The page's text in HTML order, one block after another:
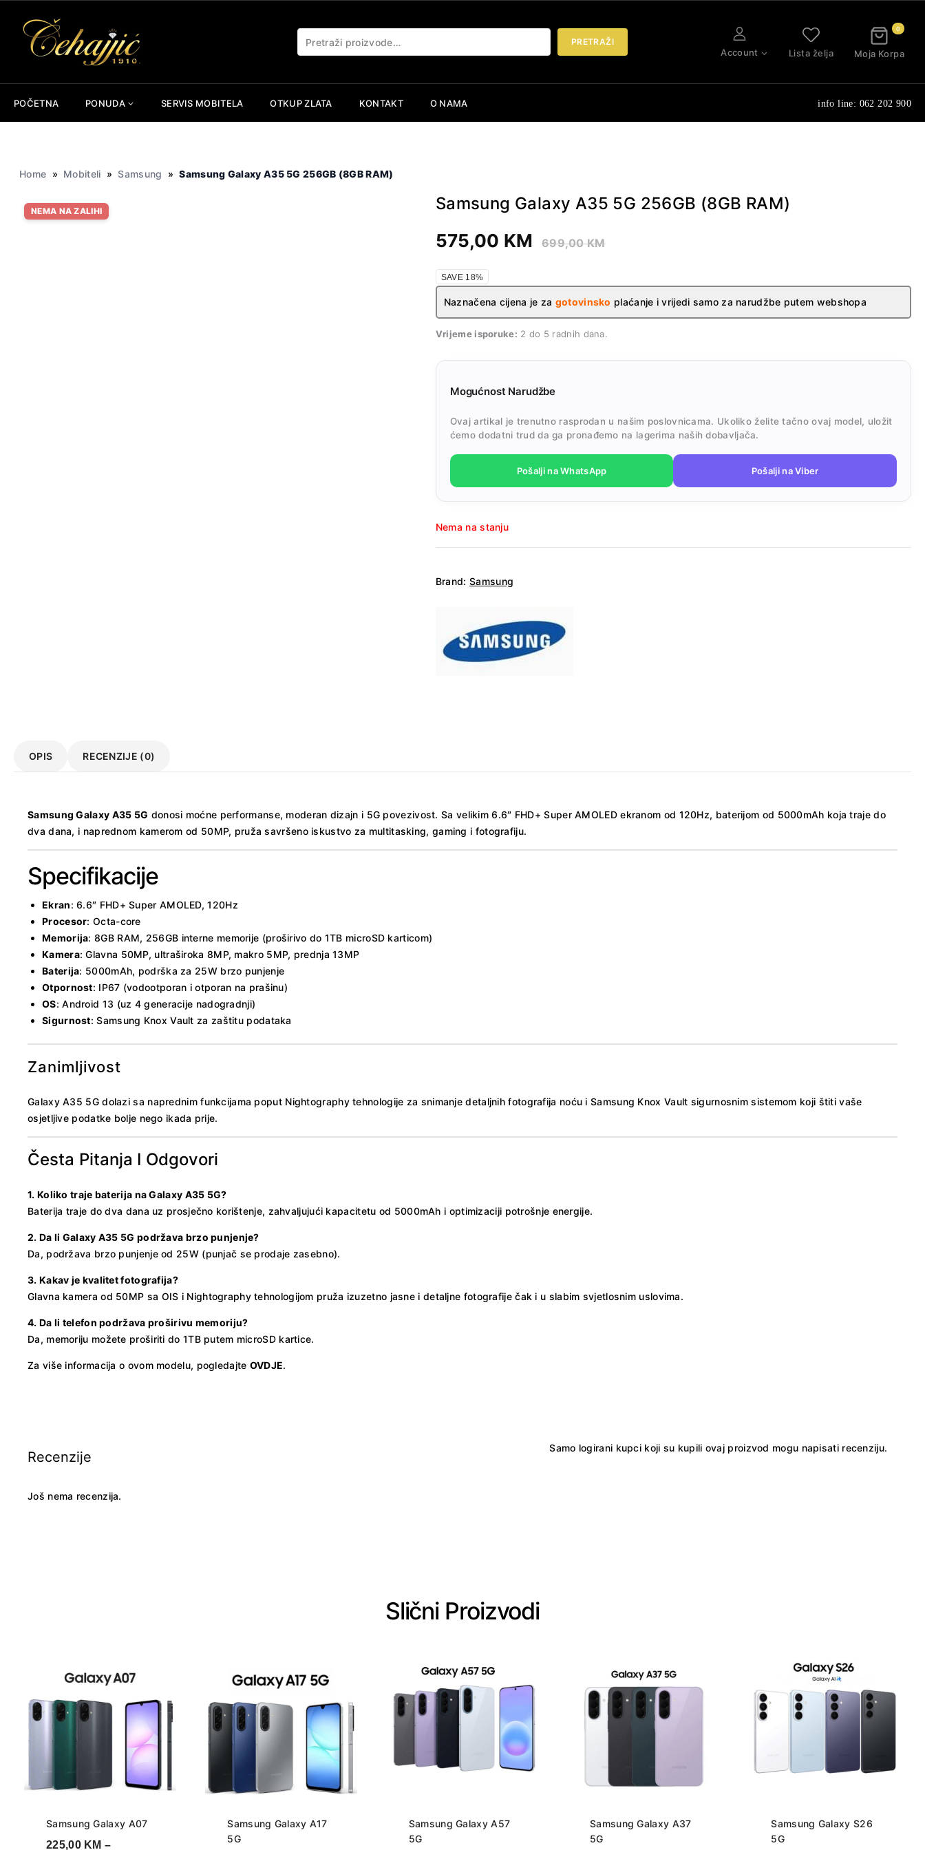
content
PRETRAŽI
Account Lista želja
0
Moja Korpa
POČETNA PONUDA SERVIS MOBITELA OTKUP ZLATA KONTAKT O NAMA info line: 062 202 900
Home » Mobiteli » Samsung » Samsung Galaxy A35 5G 256GB (8GB RAM)
NEMA NA ZALIHI Samsung Galaxy A35 5G 256GB (8GB RAM)
575,00 KM 699,00KM
SAVE 18%
Naznačena cijena je za gotovinsko plaćanje i vrijedi samo za narudžbe putem webshopa
Vrijeme isporuke: 2 do 5 radnih dana.
Mogućnost Narudžbe
Ovaj artikal je trenutno rasprodan u našim poslovnicama. Ukoliko želite tačno ovaj model, uložit
ćemo dodatni trud da ga pronađemo na lagerima naših dobavljača.
Pošalji na WhatsApp Pošalji na Viber
Nema na stanju
Brand: Samsung
OPIS RECENZIJE (0)
Samsung Galaxy A35 5G donosi moćne performanse, moderan dizajn i 5G povezivost. Sa velikim 6.6″ FHD+ Super AMOLED ekranom od 120Hz, baterijom od 5000mAh koja traje do
dva dana, i naprednom kamerom od 50MP, pruža savršeno iskustvo za multitasking, gaming i fotografiju.
Specifikacije
Ekran: 6.6″ FHD+ Super AMOLED, 120Hz
Procesor: Octa-core
Memorija: 8GB RAM, 256GB interne memorije (proširivo do 1TB microSD karticom)
Kamera: Glavna 50MP, ultraširoka 8MP, makro 5MP, prednja 13MP
Baterija: 5000mAh, podrška za 25W brzo punjenje
Otpornost: IP67 (vodootporan i otporan na prašinu)
OS: Android 13 (uz 4 generacije nadogradnji)
Sigurnost: Samsung Knox Vault za zaštitu podataka
Zanimljivost
Galaxy A35 5G dolazi sa naprednim funkcijama poput Nightography tehnologije za snimanje detaljnih fotografija noću i Samsung Knox Vault sigurnosnim sistemom koji štiti vaše
osjetljive podatke bolje nego ikada prije.
Česta Pitanja I Odgovori
1. Koliko traje baterija na Galaxy A35 5G?
Baterija traje do dva dana uz prosječno korištenje, zahvaljujući kapacitetu od 5000mAh i optimizaciji potrošnje energije.
2. Da li Galaxy A35 5G podržava brzo punjenje?
Da, podržava brzo punjenje od 25W (punjač se prodaje zasebno).
3. Kakav je kvalitet fotografija?
Glavna kamera od 50MP sa OIS i Nightography tehnologijom pruža izuzetno jasne i detaljne fotografije čak i u slabim svjetlosnim uslovima.
4. Da li telefon podržava proširivu memoriju?
Da, memoriju možete proširiti do 1TB putem microSD kartice.
Za više informacija o ovom modelu, pogledajte OVDJE.
Recenzije
Još nema recenzija.
Samo logirani kupci koji su kupili ovaj proizvod mogu napisati recenziju.
Slični Proizvodi
Samsung Galaxy A07
225,00 KM –
Samsung Galaxy A17
5G
Samsung Galaxy A57
5G
Samsung Galaxy A37
5G
Samsung Galaxy S26
5G